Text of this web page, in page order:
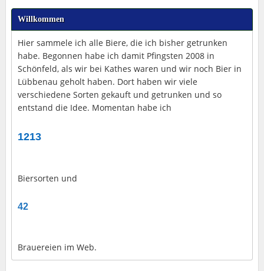
Willkommen
Hier sammele ich alle Biere, die ich bisher getrunken
habe. Begonnen habe ich damit Pfingsten 2008 in
Schönfeld, als wir bei Kathes waren und wir noch Bier in
Lübbenau geholt haben. Dort haben wir viele
verschiedene Sorten gekauft und getrunken und so
entstand die Idee. Momentan habe ich
1213
Biersorten und
42
Brauereien im Web.